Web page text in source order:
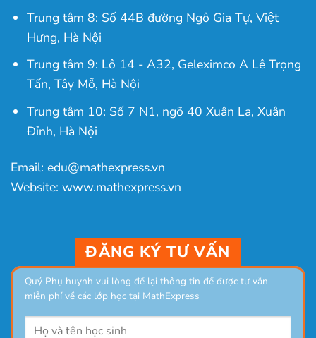
Trung tâm 8: Số 44B đường Ngô Gia Tự, Việt
Hưng, Hà Nội
Trung tâm 9: Lô 14 - A32, Geleximco A Lê Trọng
Tấn, Tây Mỗ, Hà Nội
Trung tâm 10: Số 7 N1, ngõ 40 Xuân La, Xuân
Đỉnh, Hà Nội
Email: edu@mathexpress.vn
Website: www.mathexpress.vn
ĐĂNG KÝ TƯ VẤN
Quý Phụ huynh vui lòng để lại thông tin để được tư vẫn
miễn phí về các lớp học tại MathExpress